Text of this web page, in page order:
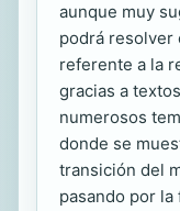
aunque muy
podrá resolver
referente a la
gracias a
numerosos
donde se
transición del
pasando por la